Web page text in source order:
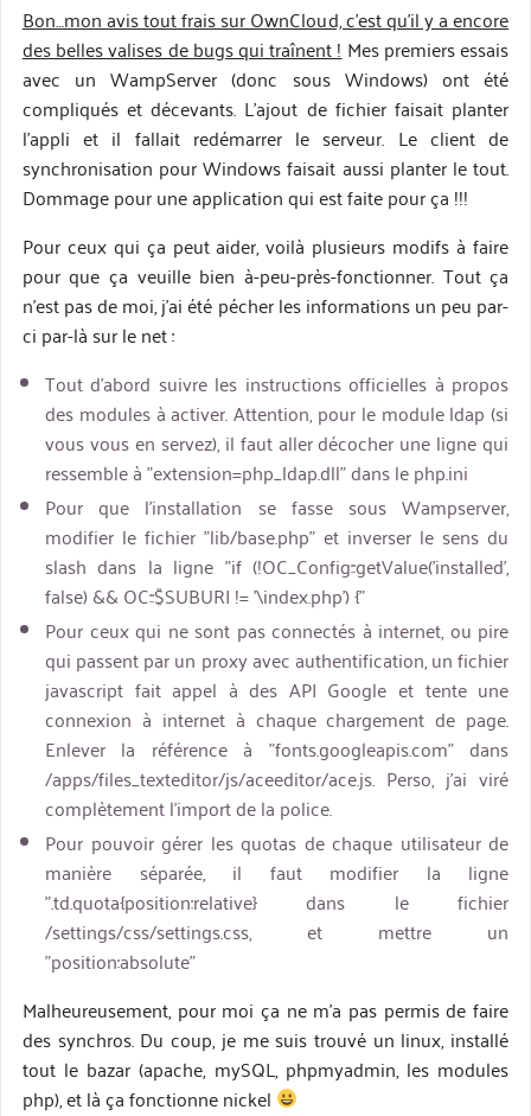
Bon…mon avis tout frais sur OwnCloud, c'est qu'il y a encore
des belles valises de bugs qui traînent ! Mes premiers essais
avec un WampServer (donc sous Windows) ont été
compliqués et décevants. L'ajout de fichier faisait planter
l'appli et il fallait redémarrer le serveur. Le client de
synchronisation pour Windows faisait aussi planter le tout.
Dommage pour une application qui est faite pour ça !!!
Pour ceux qui ça peut aider, voilà plusieurs modifs à faire
pour que ça veuille bien à-peu-près-fonctionner. Tout ça
n'est pas de moi, j'ai été pécher les informations un peu par-
ci par-là sur le net :
Tout d'abord suivre les instructions officielles à propos
des modules à activer. Attention, pour le module ldap (si
vous vous en servez), il faut aller décocher une ligne qui
ressemble à "extension=php_ldap.dll" dans le php.ini
Pour que l'installation se fasse sous Wampserver,
modifier le fichier "lib/base.php" et inverser le sens du
slash dans la ligne "if (!OC_Config::getValue('installed',
false) && OC::$SUBURI != '\index.php') {"
Pour ceux qui ne sont pas connectés à internet, ou pire
qui passent par un proxy avec authentification, un fichier
javascript fait appel à des API Google et tente une
connexion à internet à chaque chargement de page.
Enlever la référence à "fonts.googleapis.com" dans
/apps/files_texteditor/js/aceeditor/ace.js. Perso, j'ai viré
complètement l'import de la police.
Pour pouvoir gérer les quotas de chaque utilisateur de
manière séparée, il faut modifier la ligne
".td.quota{position:relative} dans le fichier
/settings/css/settings.css, et mettre un
"position:absolute"
Malheureusement, pour moi ça ne m'a pas permis de faire
des synchros. Du coup, je me suis trouvé un linux, installé
tout le bazar (apache, mySQL, phpmyadmin, les modules
php), et là ça fonctionne nickel